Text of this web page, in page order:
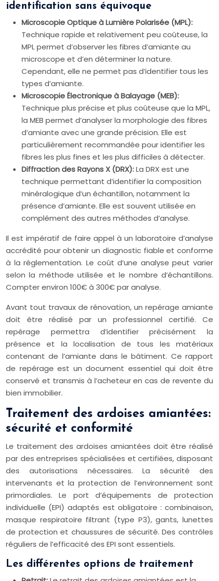
identification sans équivoque
Microscopie Optique à Lumière Polarisée (MPL):
Technique rapide et relativement peu coûteuse, la
MPL permet d’observer les fibres d’amiante au
microscope et d’en déterminer la nature.
Cependant, elle ne permet pas d’identifier tous les
types d’amiante.
Microscopie Électronique à Balayage (MEB):
Technique plus précise et plus coûteuse que la MPL,
la MEB permet d’analyser la morphologie des fibres
d’amiante avec une grande précision. Elle est
particulièrement recommandée pour identifier les
fibres les plus fines et les plus difficiles à détecter.
Diffraction des Rayons X (DRX):La DRX est une
technique permettant d’identifier la composition
minéralogique d’un échantillon, notamment la
présence d’amiante. Elle est souvent utilisée en
complément des autres méthodes d’analyse.
Il est impératif de faire appel à un laboratoire d’analyse
accrédité pour obtenir un diagnostic fiable et conforme
à la réglementation. Le coût d’une analyse peut varier
selon la méthode utilisée et le nombre d’échantillons.
Compter environ 100€ à 300€ par analyse.
Avant tout travaux de rénovation, un repérage amiante
doit être réalisé par un professionnel certifié. Ce
repérage permettra d’identifier précisément la
présence et la localisation de tous les matériaux
contenant de l’amiante dans le bâtiment. Ce rapport
de repérage est un document essentiel qui doit être
conservé et transmis à l’acheteur en cas de revente du
bien immobilier.
Traitement des ardoises amiantées:
sécurité et conformité
Le traitement des ardoises amiantées doit être réalisé
par des entreprises spécialisées et certifiées, disposant
des autorisations nécessaires. La sécurité des
intervenants et la protection de l’environnement sont
primordiales. Le port d’équipements de protection
individuelle (EPI) adaptés est obligatoire : combinaison,
masque respiratoire filtrant (type P3), gants, lunettes
de protection et chaussures de sécurité. Des contrôles
réguliers de l’efficacité des EPI sont essentiels.
Les différentes options de traitement